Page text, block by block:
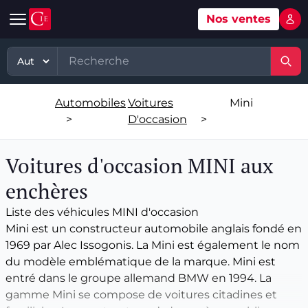
Automobile
Voitures d'occasion
Véhicules tout terrain et 4x4 d'occasion
Voitures de luxe d'occasion
Véhicules utilitaires d'occasion
Grande vente mobilier objets
Ventes XXème
Bijoux & Mode
Vins & Spiritueux
Spécialités
Matériel, équipement
Matériel professionnel
Stock et marchandises neuves et
Usines & industries
Biens incorporels
TP
Nos ventes
Automobiles
>
Voitures
D'occasion
>
Mini
Voitures d'occasion MINI aux
enchères
Liste des véhicules MINI d'occasion
Mini est un constructeur automobile anglais fondé en
1969 par Alec Issogonis. La Mini est également le nom
du modèle emblématique de la marque. Mini est
entré dans le groupe allemand BMW en 1994. La
gamme Mini se compose de voitures citadines et